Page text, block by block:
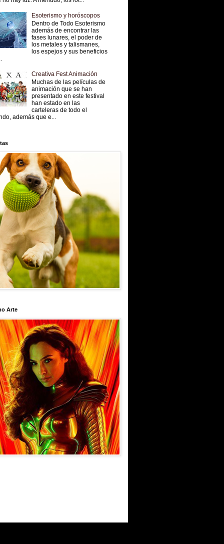
Esoterismo y horóscopos
Dentro de Todo Esoterismo
además de encontrar las
fases lunares, el poder de
los metales y talismanes,
los espejos y sus beneficios
Creativa Fest Animación
Muchas de las películas de
animación que se han
presentado en este festival
han estado en las
carteleras de todo el
además que e...
Arte